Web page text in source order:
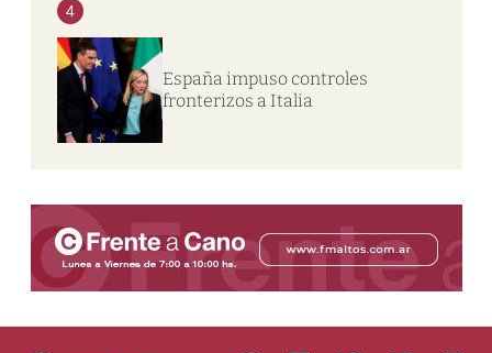
4
España impuso controles
fronterizos a Italia